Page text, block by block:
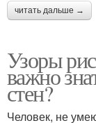
читать дальше →
Узоры
важно
стен?
Человек, не